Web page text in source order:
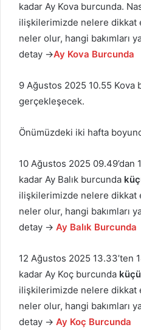
kadar Ay Kova burcunda.
ilişkilerimizde nelere dikkat
neler olur, hangi bakımları
detay →Ay Kova Burcunda
9 Ağustos 2025 10.55 Kova
gerçekleşecek.
Önümüzdeki iki hafta
10 Ağustos 2025 09.49’dan
kadar Ay Balık burcunda
ilişkilerimizde nelere dikkat
neler olur, hangi bakımları
detay → Ay Balık Burcunda
12 Ağustos 2025 13.33’ten
kadar Ay Koç burcunda
ilişkilerimizde nelere dikkat
neler olur, hangi bakımları
detay → Ay Koç Burcunda